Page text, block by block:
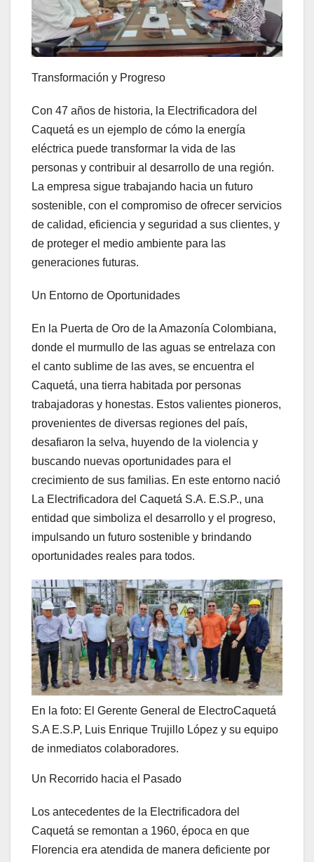
Transformación y Progreso
Con 47 años de historia, la Electrificadora del
Caquetá es un ejemplo de cómo la energía
eléctrica puede transformar la vida de las
personas y contribuir al desarrollo de una región.
La empresa sigue trabajando hacia un futuro
sostenible, con el compromiso de ofrecer servicios
de calidad, eficiencia y seguridad a sus clientes, y
de proteger el medio ambiente para las
generaciones futuras.
Un Entorno de Oportunidades
En la Puerta de Oro de la Amazonía Colombiana,
donde el murmullo de las aguas se entrelaza con
el canto sublime de las aves, se encuentra el
Caquetá, una tierra habitada por personas
trabajadoras y honestas. Estos valientes pioneros,
provenientes de diversas regiones del país,
desafiaron la selva, huyendo de la violencia y
buscando nuevas oportunidades para el
crecimiento de sus familias. En este entorno nació
La Electrificadora del Caquetá S.A. E.S.P., una
entidad que simboliza el desarrollo y el progreso,
impulsando un futuro sostenible y brindando
oportunidades reales para todos.
En la foto: El Gerente General de ElectroCaquetá
S.A E.S.P, Luis Enrique Trujillo López y su equipo
de inmediatos colaboradores.
Un Recorrido hacia el Pasado
Los antecedentes de la Electrificadora del
Caquetá se remontan a 1960, época en que
Florencia era atendida de manera deficiente por